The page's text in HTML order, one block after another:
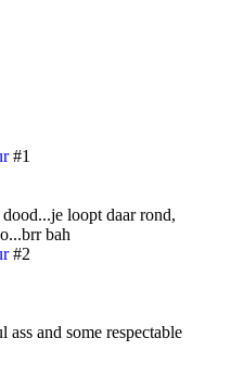
#1
loopt daar rond,
bah
#2
and some respectable